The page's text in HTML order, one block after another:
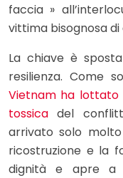
faccia »
vittima bisognosa di
La chiave è
resilienza. Come
Vietnam ha lottato
tossica del
arrivato solo
ricostruzione e la
dignità e apre a